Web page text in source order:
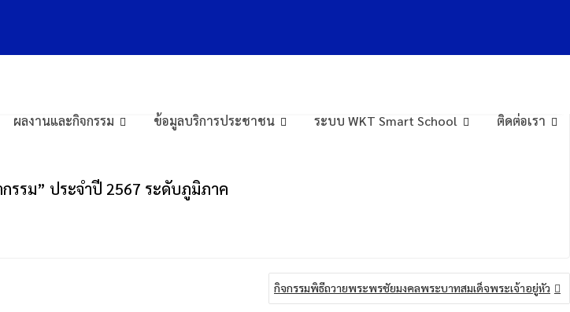
ผลงานและกิจกรรม ข้อมูลบริการประชาชน ระบบ WKT Smart School ติดต่อเรา
กรรม” ประจำปี 2567 ระดับภูมิภาค
กิจกรรมพิธีถวายพระพรชัยมงคลพระบาทสมเด็จพระเจ้าอยู่หัว